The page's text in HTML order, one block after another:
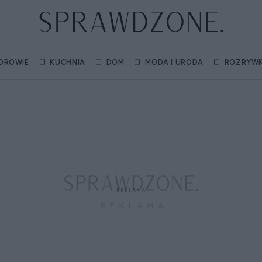
KUCHNIA DOM MODA I URODA